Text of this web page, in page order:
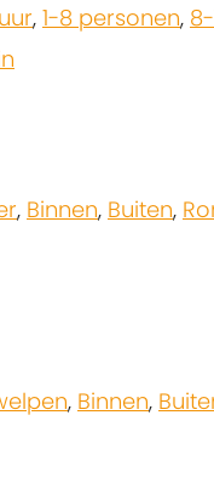
, 1-8 personen,
, Binnen, Buiten,
, Binnen,